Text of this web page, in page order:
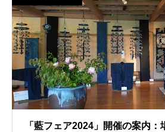
「藍フェア2024」開催の案内